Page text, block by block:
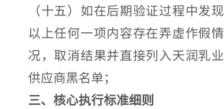
（十五）如在后期验证过程中发现
以上任何一项内容存在弄虚作假情
况，取消结果并直接列入天润乳业
供应商黑名单；
三、核心执行标准细则